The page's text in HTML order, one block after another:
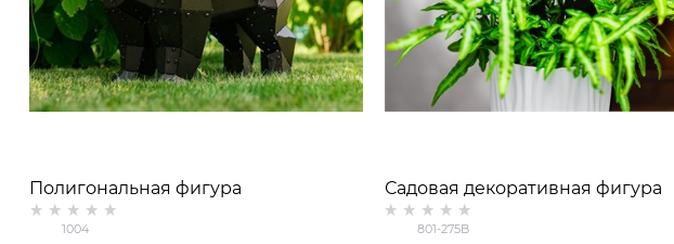
Полигональная фигура
металлическая для сада Собака
1004
Садовая декоративная фигура
Кошка с собакой 801-275 h=40 см
801-275B